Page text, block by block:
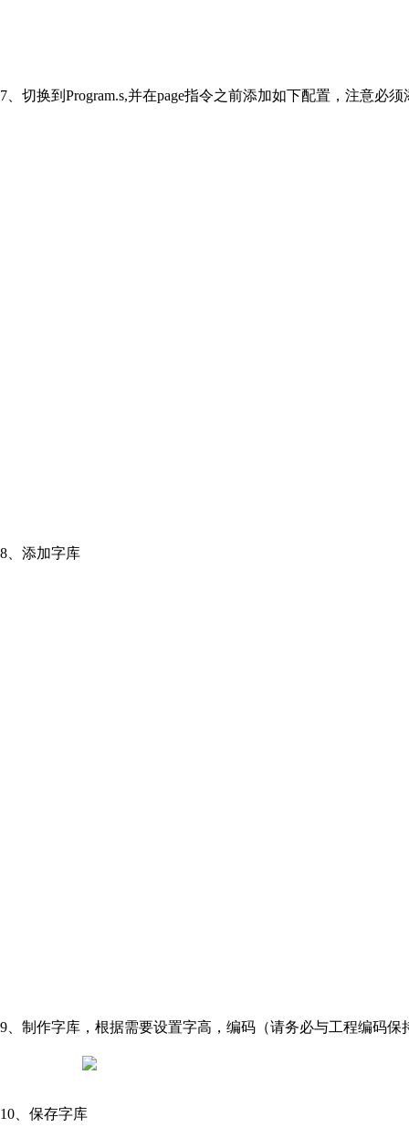
7、切换到Program.s,并在page指令之前添加如下配置，注意必
8、添加字库
9、制作字库，根据需要设置字高，编码（请务必与工程编码
10、保存字库